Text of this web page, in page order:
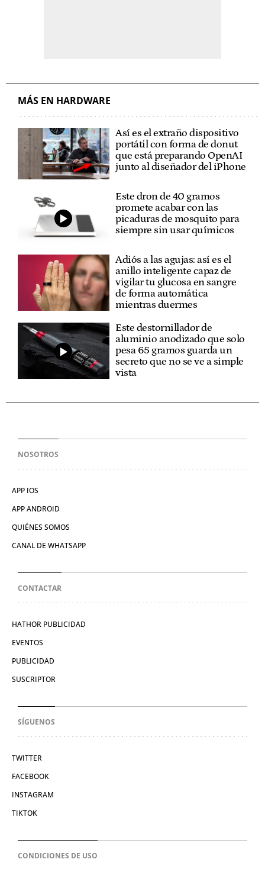
MÁS EN HARDWARE
Así es el extraño dispositivo
portátil con forma de donut
que está preparando OpenAI
junto al diseñador del iPhone
Este dron de 40 gramos
promete acabar con las
picaduras de mosquito para
siempre sin usar químicos
Adiós a las agujas: así es el
anillo inteligente capaz de
vigilar tu glucosa en sangre
de forma automática
mientras duermes
Este destornillador de
aluminio anodizado que solo
pesa 65 gramos guarda un
secreto que no se ve a simple
vista
NOSOTROS
APP IOS
APP ANDROID
QUIÉNES SOMOS
CANAL DE WHATSAPP
CONTACTAR
HATHOR PUBLICIDAD
EVENTOS
PUBLICIDAD
SUSCRIPTOR
SÍGUENOS
TWITTER
FACEBOOK
INSTAGRAM
TIKTOK
CONDICIONES DE USO